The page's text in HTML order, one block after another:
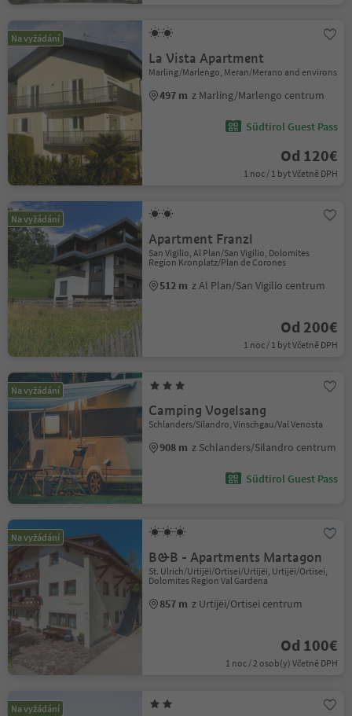
Na vyžádání
La Vista Apartment
Marling/Marlengo, Meran/Merano and environs
497 m z Marling/Marlengo centrum
Südtirol Guest Pass
Od 120€
1 noc / 1 byt Včetně DPH
Na vyžádání
Apartment Franzl
San Vigilio, Al Plan/San Vigilio, Dolomites
Region Kronplatz/Plan de Corones
512 m z Al Plan/San Vigilio centrum
Od 200€
1 noc / 1 byt Včetně DPH
Na vyžádání
Camping Vogelsang
Schlanders/Silandro, Vinschgau/Val Venosta
908 m z Schlanders/Silandro centrum
Südtirol Guest Pass
Na vyžádání
B&B - Apartments Martagon
St. Ulrich/Urtijëi/Ortisei/Urtijëi, Urtijëi/Ortisei,
Dolomites Region Val Gardena
857 m z Urtijëi/Ortisei centrum
Od 100€
1 noc / 2 osob(y) Včetně DPH
Na vyžádání